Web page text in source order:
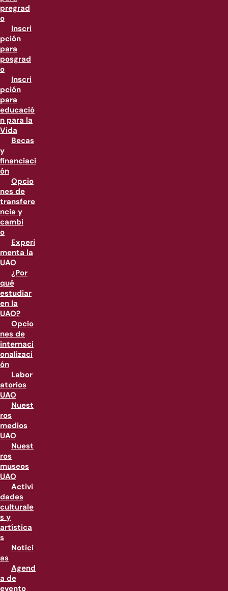
pregrad
o
Inscri
pción
para
posgrad
o
Inscri
pción
para
educació
n para la
Vida
Becas
y
financiaci
ón
Opcio
nes de
transfere
ncia y
cambi
o
Experi
menta la
UAO
¿Por
qué
estudiar
en la
UAO?
Opcio
nes de
internaci
onalizaci
ón
Labor
atorios
UAO
Nuest
ros
medios
UAO
Nuest
ros
museos
UAO
Activi
dades
culturale
s y
artística
s
Notici
as
Agend
a de
evento